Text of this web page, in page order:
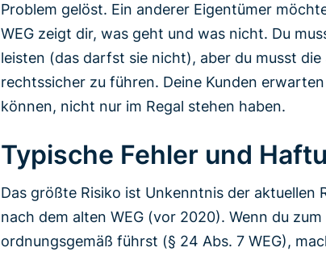
Problem gelöst. Ein anderer Eigentümer
WEG zeigt dir, was geht und was nicht. Du
leisten (das darfst sie nicht), aber du musst
rechtssicher zu führen. Deine Kunden
können, nicht nur im Regal stehen haben.
Typische Fehler und
Das größte Risiko ist Unkenntnis der aktuellen
nach dem alten WEG (vor 2020). Wenn du
ordnungsgemäß führst (§ 24 Abs. 7 WEG),